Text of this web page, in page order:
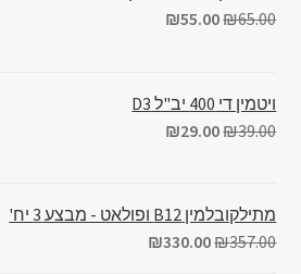
₪65.00
₪55.00
ויטמין די 400 יב"ל D3
₪39.00
₪29.00
מתילקובלמין B12 ופולאט - מבצע 3 יח'
₪357.00
₪330.00